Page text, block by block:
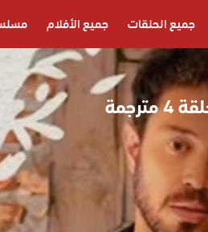
جميع الحلقات جميع الأفلام
مسلسل ذات اخرى 2 الموسم الثاني الحلقة 4 مترجمة